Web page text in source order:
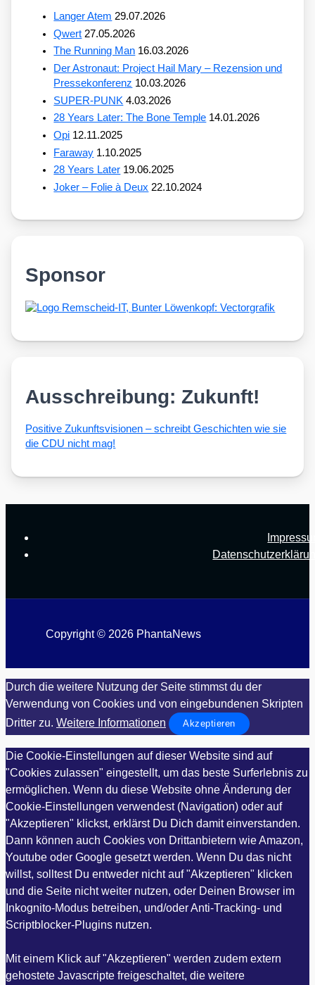
Langer Atem 29.07.2026
Qwert 27.05.2026
The Running Man 16.03.2026
Der Astronaut: Project Hail Mary – Rezension und
Pressekonferenz 10.03.2026
SUPER-PUNK 4.03.2026
28 Years Later: The Bone Temple 14.01.2026
Opi 12.11.2025
Faraway 1.10.2025
28 Years Later 19.06.2025
Joker – Folie à Deux 22.10.2024
Sponsor
Ausschreibung: Zukunft!
Posi­ti­ve Zukunfts­vi­sio­nen – schreibt Geschich­ten wie sie
die CDU nicht mag!
Copyright © 2026 PhantaNews
Durch die weitere Nutzung der Seite stimmst du der
Verwendung von Cookies und von eingebundenen Skripten
Dritter zu. Weitere Informationen Akzeptieren
Die Cookie-Einstellungen auf dieser Website sind auf
"Cookies zulassen" eingestellt, um das beste Surferlebnis zu
ermöglichen. Wenn du diese Website ohne Änderung der
Cookie-Einstellungen verwendest (Navigation) oder auf
"Akzeptieren" klickst, erklärst Du Dich damit einverstanden.
Dann können auch Cookies von Drittanbietern wie Amazon,
Youtube oder Google gesetzt werden. Wenn Du das nicht
willst, solltest Du entweder nicht auf "Akzeptieren" klicken
und die Seite nicht weiter nutzen, oder Deinen Browser im
Inkognito-Modus betreiben, und/oder Anti-Tracking- und
Scriptblocker-Plugins nutzen.
Mit einem Klick auf "Akzeptieren" werden zudem extern
gehostete Javascripte freigeschaltet, die weitere